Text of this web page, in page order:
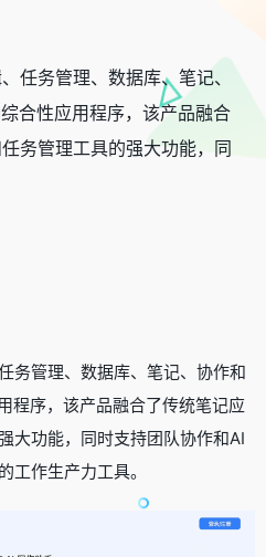
任务管理、数据库、笔记、
合性应用程序，该产品融合
务管理工具的强大功能，同
务管理、数据库、笔记、协作和
程序，该产品融合了传统笔记应
大功能，同时支持团队协作和AI
工作生产力工具。